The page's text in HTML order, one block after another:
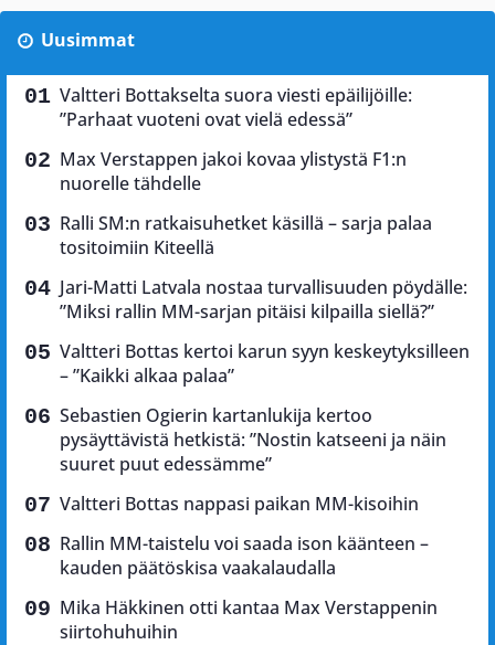
Uusimmat
Valtteri Bottakselta suora viesti epäilijöille:
”Parhaat vuoteni ovat vielä edessä”
Max Verstappen jakoi kovaa ylistystä F1:n
nuorelle tähdelle
Ralli SM:n ratkaisuhetket käsillä – sarja palaa
tositoimiin Kiteellä
Jari-Matti Latvala nostaa turvallisuuden pöydälle:
”Miksi rallin MM-sarjan pitäisi kilpailla siellä?”
Valtteri Bottas kertoi karun syyn keskeytyksilleen
– ”Kaikki alkaa palaa”
Sebastien Ogierin kartanlukija kertoo
pysäyttävistä hetkistä: ”Nostin katseeni ja näin
suuret puut edessämme”
Valtteri Bottas nappasi paikan MM-kisoihin
Rallin MM-taistelu voi saada ison käänteen –
kauden päätöskisa vaakalaudalla
Mika Häkkinen otti kantaa Max Verstappenin
siirtohuhuihin